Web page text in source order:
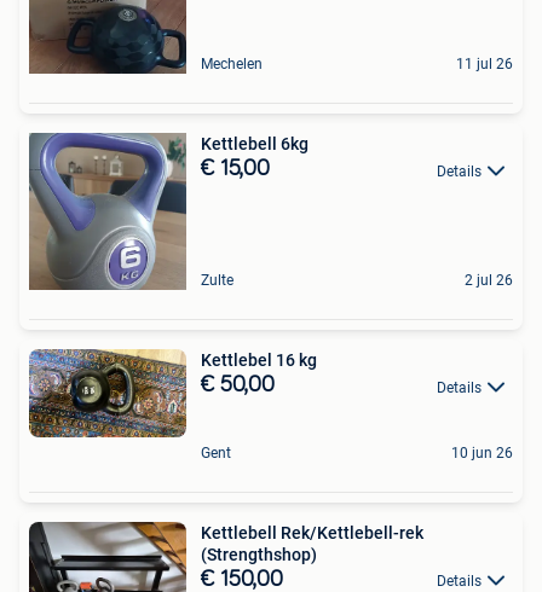
Mechelen 11 jul 26
Kettlebell 6kg
€ 15,00 Details
Zulte 2 jul 26
Kettlebel 16 kg
€ 50,00 Details
Gent 10 jun 26
Kettlebell Rek/Kettlebell-rek
(Strengthshop)
€ 150,00 Details